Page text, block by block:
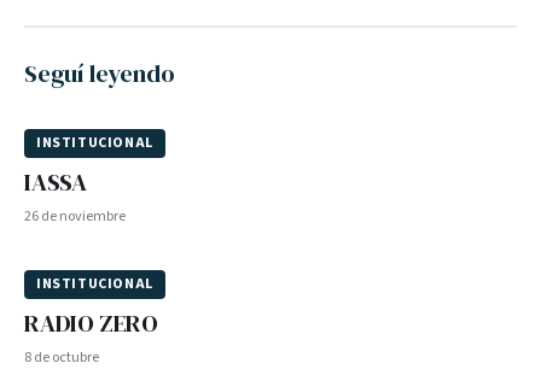
Seguí leyendo
INSTITUCIONAL
IASSA
26 de noviembre
INSTITUCIONAL
RADIO ZERO
8 de octubre